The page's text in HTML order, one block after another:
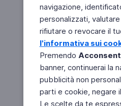
navigazione,
personalizzati,
rifiutare o revocare il
l'informativa sui
Premendo
banner, continuerai la
pubblicità non
parti e cookie, negare
Le scelte da te